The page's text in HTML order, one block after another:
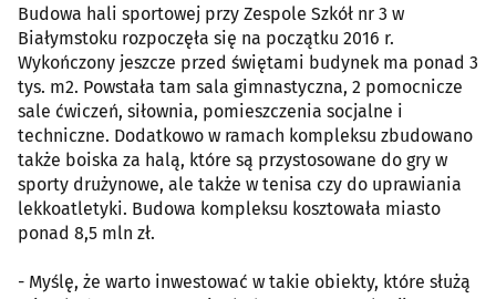
Budowa hali sportowej przy Zespole Szkół nr 3 w
Białymstoku rozpoczęła się na początku 2016 r.
Wykończony jeszcze przed świętami budynek ma ponad 3
tys. m2. Powstała tam sala gimnastyczna, 2 pomocnicze
sale ćwiczeń, siłownia, pomieszczenia socjalne i
techniczne. Dodatkowo w ramach kompleksu zbudowano
także boiska za halą, które są przystosowane do gry w
sporty drużynowe, ale także w tenisa czy do uprawiania
lekkoatletyki. Budowa kompleksu kosztowała miasto
ponad 8,5 mln zł.
- Myślę, że warto inwestować w takie obiekty, które służą